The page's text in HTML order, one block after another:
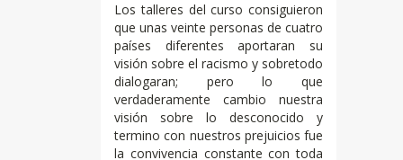
Los talleres del curso consiguieron
que unas veinte personas de cuatro
países diferentes aportaran su
visión sobre el racismo y sobretodo
dialogaran; pero lo que
verdaderamente cambio nuestra
visión sobre lo desconocido y
termino con nuestros prejuicios fue
la convivencia constante con toda